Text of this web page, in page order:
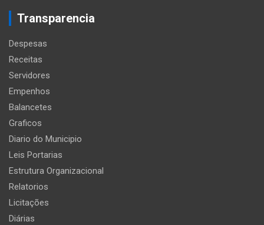
Transparencia
Despesas
Receitas
Servidores
Empenhos
Balancetes
Graficos
Diario do Municipio
Leis Portarias
Estrutura Organizacional
Relatorios
Licitações
Diárias